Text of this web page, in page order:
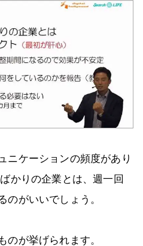
ニケーションの頻度があり
かりの企業とは、週一回
のがいいでしょう。
のが挙げられます。